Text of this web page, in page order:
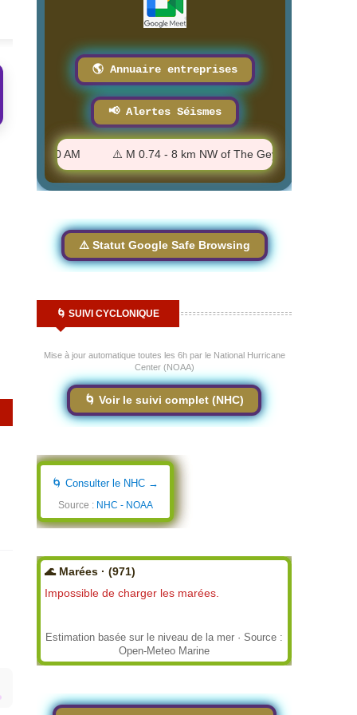
🌎 Annuaire entreprises
📢 Alertes Séismes
7:52:20 AM ⚠️ M 0.74 - 8 km NW of The Geysers, CA - 7:48:49
⚠️ Statut Google Safe Browsing
🌀 SUIVI CYCLONIQUE
Mise à jour automatique toutes les 6h par le National Hurricane
Center (NOAA)
🌀 Voir le suivi complet (NHC)
🌀 Consulter le NHC →
Source : NHC - NOAA
🌊 Marées · (971)
Impossible de charger les marées.
Estimation basée sur le niveau de la mer · Source :
Open-Meteo Marine